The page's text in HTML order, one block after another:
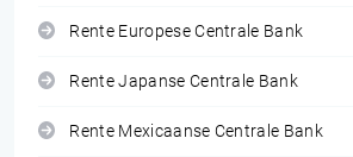
Rente Europese Centrale Bank
Rente Japanse Centrale Bank
Rente Mexicaanse Centrale Bank